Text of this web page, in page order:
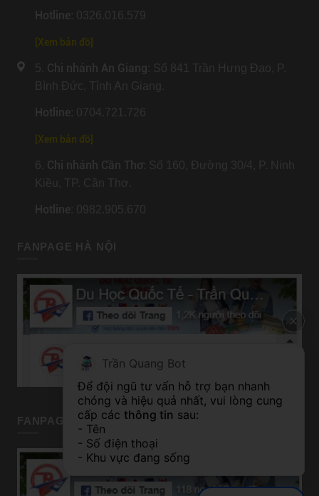
Hotline: 0326.016.579
Xem bản đồ
5. Chi nhánh An Giang: Số 841 Trần Hưng Đạo, P.
Bình Đức, Tỉnh An Giang.
Hotline: 0704.721.726
Xem bản đồ
6. Chi nhánh Cần Thơ: Số 160, Đường 30/4, P. Ninh
Kiều, TP. Cần Thơ.
Hotline: 0982.905.670
FANPAGE HÀ NỘI
FANPAGE TP HỒ CHÍ MINH
Trần Quang Bot
Để đội ngũ tư vấn hỗ trợ bạn nhanh
chóng và hiệu quả nhất, vui lòng cung
cấp các thông tin sau:
- Tên
- Số điện thoại
- Khu vực đang sống